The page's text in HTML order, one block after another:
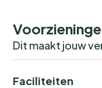
Dit maakt jouw
Faciliteiten